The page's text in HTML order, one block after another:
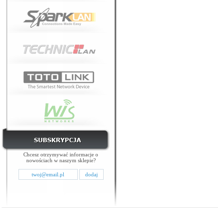
Chcesz otrzymywać informacje o
nowościach w naszym sklepie?